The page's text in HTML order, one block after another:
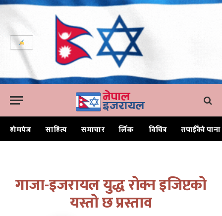
होमपेज साहित्य समाचार लिंक विचित्र तपाईँको पाना
गाजा-इजरायल युद्ध रोक्न इजिप्टको
यस्तो छ प्रस्ताव